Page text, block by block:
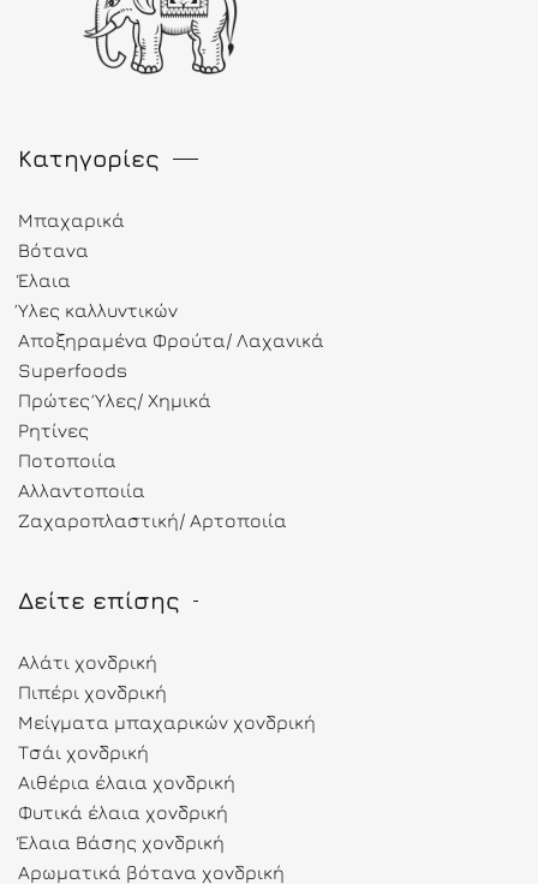
Κατηγορίες
Μπαχαρικά
Βότανα
Έλαια
Ύλες καλλυντικών
Αποξηραμένα Φρούτα/ Λαχανικά
Superfoods
Πρώτες Ύλες/ Χημικά
Ρητίνες
Ποτοποιία
Αλλαντοποιία
Ζαχαροπλαστική/ Αρτοποιία
Δείτε επίσης
Αλάτι χονδρική
Πιπέρι χονδρική
Μείγματα μπαχαρικών χονδρική
Τσάι χονδρική
Αιθέρια έλαια χονδρική
Φυτικά έλαια χονδρική
Έλαια Βάσης χονδρική
Αρωματικά βότανα χονδρική